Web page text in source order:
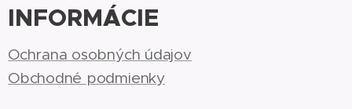
INFORMÁCIE
Ochrana osobných údajov
Obchodné podmienky